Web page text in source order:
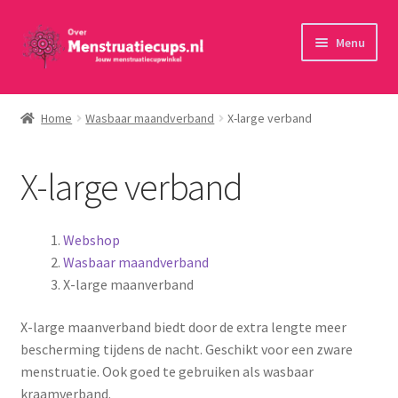
Ga
door
navigatie
Ga
naar
inhoud
Menu
Home
Menstruatiecups
Menstruatiedisks
Menstruatiesponsjes
Wasbaar maandverband
Toebehoren
Home Wasbaar maandverband X-large verband
X-large verband
Webshop
Wasbaar maandverband
X-large maanverband
X-large maanverband biedt door de extra lengte meer
bescherming tijdens de nacht. Geschikt voor een zware
menstruatie. Ook goed te gebruiken als wasbaar
kraamverband.